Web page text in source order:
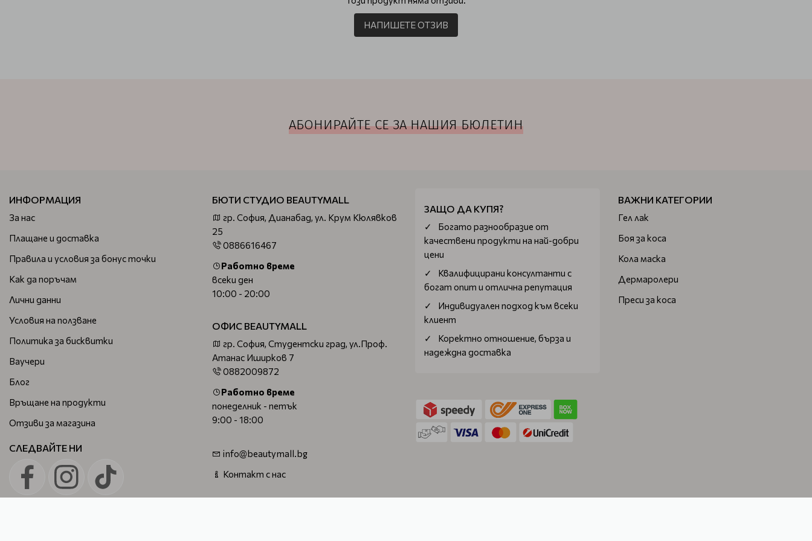
НАПИШЕТЕ ОТЗИВ
АБОНИРАЙТЕ СЕ ЗА НАШИЯ БЮЛЕТИН
ИНФОРМАЦИЯ
За нас
Плащане и доставка
Правила и условия за бонус точки
Как да поръчам
Лични данни
Условия на ползване
Политика за бисквитки
Ваучери
Блог
Връщане на продукти
Отзиви за магазина
СЛЕДВАЙТЕ НИ
БЮТИ СТУДИО BEAUTYMALL
гр. София, Дианабад, ул. Крум Кюлявков
25
0886616467
Работно време
всеки ден
10:00 - 20:00
ОФИС BEAUTYMALL
гр. София, Студентски град, ул.Проф.
Атанас Иширков 7
0882009872
Работно време
понеделник - петък
9:00 - 18:00
info@beautymall.bg
Контакт с нас
ЗАЩО ДА КУПЯ?
Богатo разнообразие от
качествени продукти на най-добри
цени
Квалифицирани консултанти с
богат опит и отлична репутация
Индивидуален подход към всеки
клиент
Коректно отношение, бърза и
надеждна доставка
ВАЖНИ КАТЕГОРИИ
Гел лак
Боя за коса
Кола маска
Дермаролери
Преси за коса